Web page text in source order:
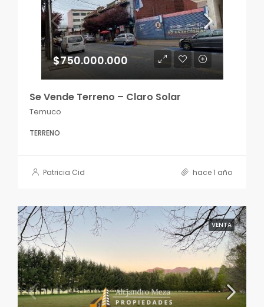
$750.000.000
Se Vende Terreno – Claro Solar
Temuco
TERRENO
Patricia Cid hace 1 año
VENTA